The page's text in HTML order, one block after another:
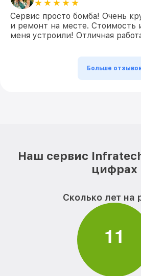
Сервис просто бомба! Очень
и ремонт на месте. Стоимость
меня устроили! Отличная
Больше
Наш сервис
цифрах
Сколько лет на
11